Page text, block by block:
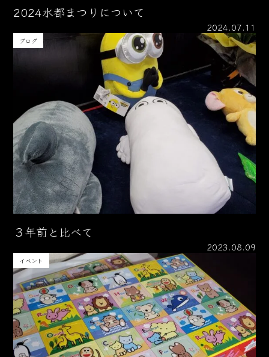
2024水都まつりについて
2024.07.11
ブログ
３年前と比べて
2023.08.09
イベント